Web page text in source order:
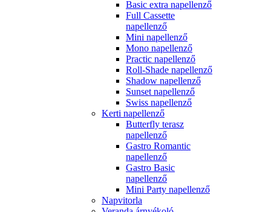
Basic extra napellenző
Full Cassette
napellenző
Mini napellenző
Mono napellenző
Practic napellenző
Roll-Shade napellenző
Shadow napellenző
Sunset napellenző
Swiss napellenző
Kerti napellenző
Butterfly terasz
napellenző
Gastro Romantic
napellenző
Gastro Basic
napellenző
Mini Party napellenző
Napvitorla